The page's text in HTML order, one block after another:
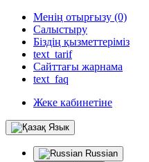
Менің отырғызу (0)
Салыстыру
Біздің қызметтеріміз
text_tarif
Сайттағы жарнама
text_faq
Жеке кабинетіне
Язык
Russian